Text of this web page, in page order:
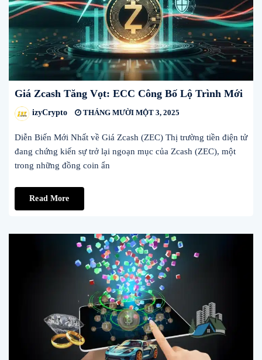
Giá Zcash Tăng Vọt: ECC Công Bố Lộ Trình Mới
izyCrypto THÁNG MƯỜI MỘT 3, 2025
Diễn Biến Mới Nhất về Giá Zcash (ZEC) Thị trường tiền điện tử
đang chứng kiến sự trở lại ngoạn mục của Zcash (ZEC), một
trong những đồng coin ẩn
Read More